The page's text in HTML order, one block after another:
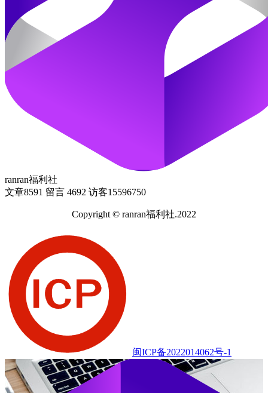
ranran福利社
文章8591 留言 4692 访客15596750
Copyright © ranran福利社.2022
闽ICP备2022014062号-1